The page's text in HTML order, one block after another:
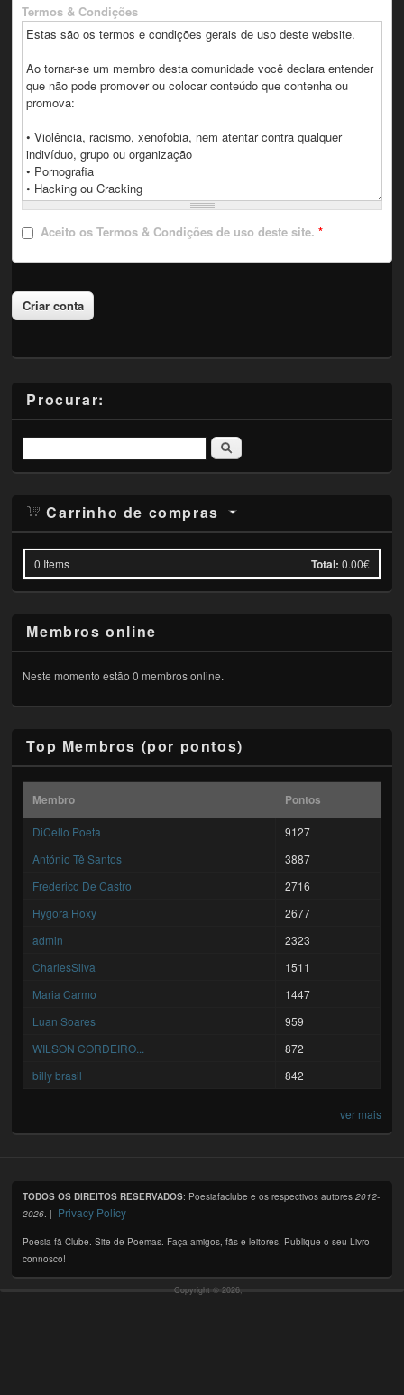
Termos & Condições
Aceito os Termos & Condições de uso deste site.*
Procurar:
Pesquisar
Carrinho de compras
0 Items Total: 0.00€
Membros online
Neste momento estão 0 membros online.
Top Membros (por pontos)
Membro Pontos
DiCello Poeta
9127
António Tê Santos
3887
Frederico De Castro
2716
Hygora Hoxy
2677
admin
2323
CharlesSilva
1511
Maria Carmo
1447
Luan Soares
959
WILSON CORDEIRO...
872
billy brasil
842
ver mais
TODOS OS DIREITOS RESERVADOS: Poesiafaclube e os respectivos autores2012-
2026. | Privacy Policy
Poesia fã Clube. Site de Poemas. Faça amigos, fãs e leitores. Publique o seu Livro
connosco!
Copyright © 2026,